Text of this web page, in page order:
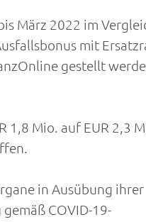
März 2022 im
mit
gestellt
1,8 Mio. auf EUR 2,3
in Ausübung ihrer
COVID-19-